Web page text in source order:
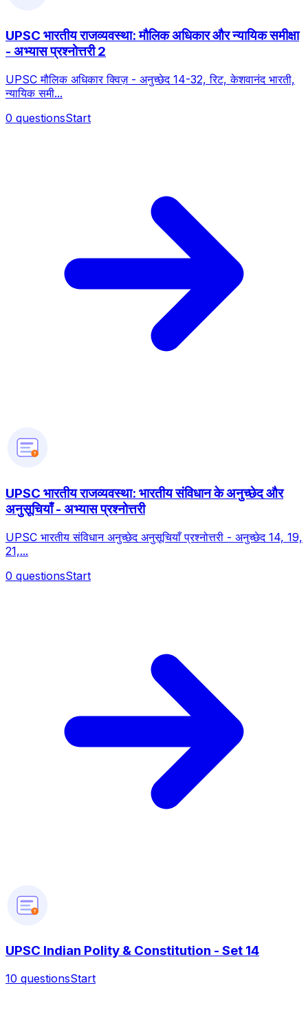
UPSC भारतीय राजव्यवस्था: मौलिक अधिकार और न्यायिक समीक्षा
- अभ्यास प्रश्नोत्तरी 2
UPSC मौलिक अधिकार क्विज़ - अनुच्छेद 14-32, रिट, केशवानंद भारती,
न्यायिक समी...
0 questionsStart
?
UPSC भारतीय राजव्यवस्था: भारतीय संविधान के अनुच्छेद और
अनुसूचियाँ - अभ्यास प्रश्नोत्तरी
UPSC भारतीय संविधान अनुच्छेद अनुसूचियाँ प्रश्नोत्तरी - अनुच्छेद 14, 19,
21,...
0 questionsStart
?
UPSC Indian Polity & Constitution - Set 14
10 questionsStart